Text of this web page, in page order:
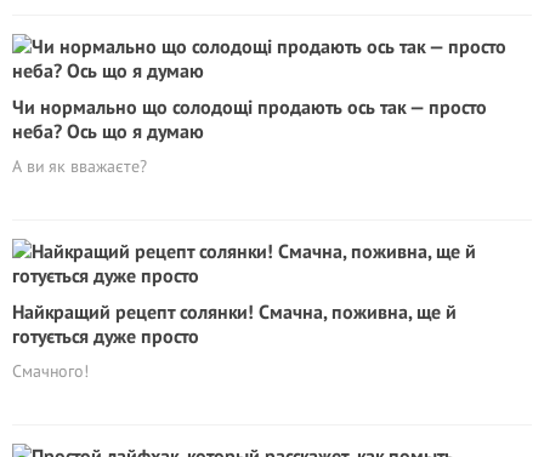
Чи нормально що солодощі продають ось так — просто
неба? Ось що я думаю
А ви як вважаєте?
Найкращий рецепт солянки! Смачна, поживна, ще й
готується дуже просто
Смачного!